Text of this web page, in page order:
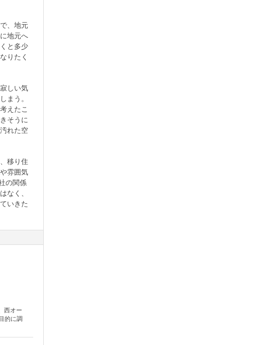
、地元
地元へ
と多少
りたく
しい気
まう。
えたこ
そうに
れた空
移り住
雰囲気
の関係
なく、
いきた
西オー
的に調